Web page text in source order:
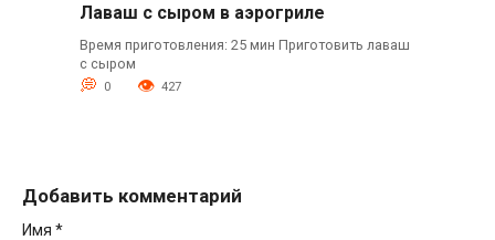
Лаваш с сыром в аэрогриле
Время приготовления: 25 мин Приготовить лаваш
с сыром
0 427
Добавить комментарий
Имя *